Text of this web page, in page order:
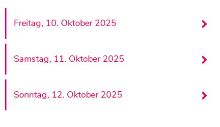
Freitag, 10. Oktober 2025
Samstag, 11. Oktober 2025
Sonntag, 12. Oktober 2025